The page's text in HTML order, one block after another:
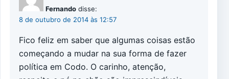
Fernando disse:
8 de outubro de 2014 às 12:57
Fico feliz em saber que algumas coisas estão
começando a mudar na sua forma de fazer
política em Codo. O carinho, atenção,